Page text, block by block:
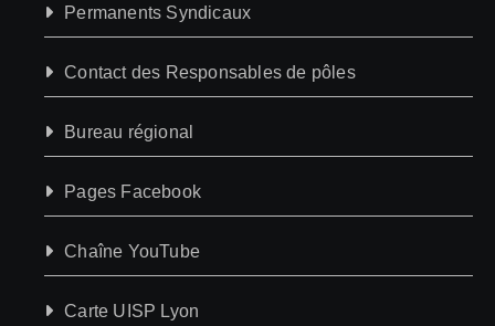
Permanents Syndicaux
Contact des Responsables de pôles
Bureau régional
Pages Facebook
Chaîne YouTube
Carte UISP Lyon